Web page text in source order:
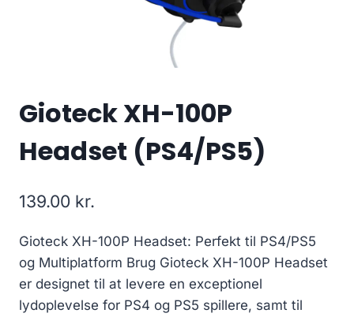
Gioteck XH-100P
Headset (PS4/PS5)
139.00 kr.
Gioteck XH-100P Headset: Perfekt til PS4/PS5
og Multiplatform Brug Gioteck XH-100P Headset
er designet til at levere en exceptionel
lydoplevelse for PS4 og PS5 spillere, samt til